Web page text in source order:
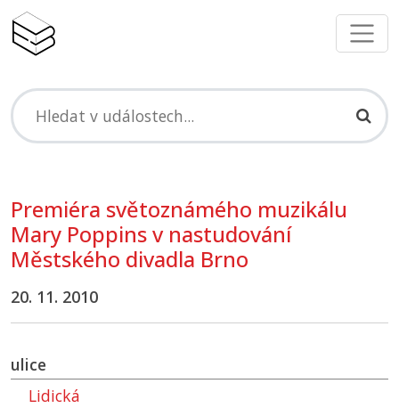
Premiéra světoznámého muzikálu
Mary Poppins v nastudování
Městského divadla Brno
20. 11. 2010
ulice
Lidická